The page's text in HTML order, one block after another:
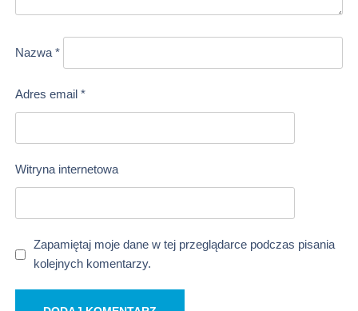
Nazwa *
Adres email *
Witryna internetowa
Zapamiętaj moje dane w tej przeglądarce podczas pisania
kolejnych komentarzy.